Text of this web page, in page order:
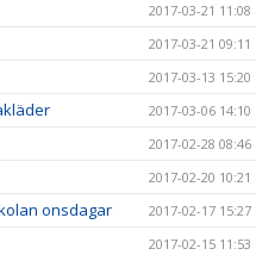
2017-03-21 11:08
2017-03-21 09:11
2017-03-13 15:20
2017-03-06 14:10
2017-02-28 08:46
2017-02-20 10:21
onsdagar 2017-02-17 15:27
2017-02-15 11:53